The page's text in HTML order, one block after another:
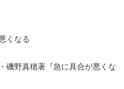
くなる
野真穂著『急に具合が悪くな